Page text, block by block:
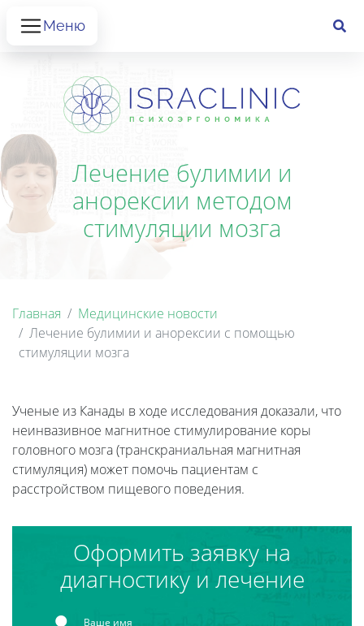
Меню
Лечение булимии и
анорексии методом
стимуляции мозга
Главная
Медицинские новости
Лечение булимии и анорексии с помощью
стимуляции мозга
Ученые из Канады в ходе исследования доказали, что
неинвазивное магнитное стимулирование коры
головного мозга (транскраниальная магнитная
стимуляция) может помочь пациентам с
расстройством пищевого поведения.
Оформить заявку на
диагностику и лечение